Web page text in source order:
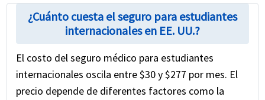
¿Cuánto cuesta el seguro para estudiantes
internacionales en EE. UU.?
El costo del seguro médico para estudiantes
internacionales oscila entre $30 y $277 por mes. El
precio depende de diferentes factores como la